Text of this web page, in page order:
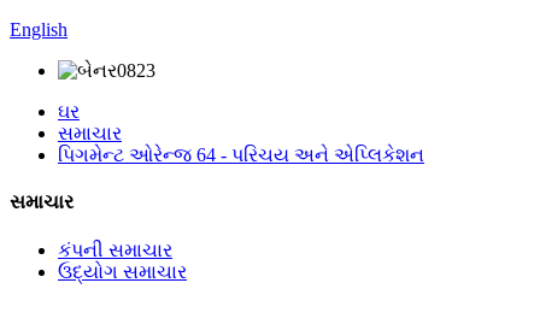
English
ઘર
સમાચાર
પિગમેન્ટ ઓરેન્જ 64 - પરિચય અને એપ્લિકેશન
સમાચાર
કંપની સમાચાર
ઉદ્યોગ સમાચાર